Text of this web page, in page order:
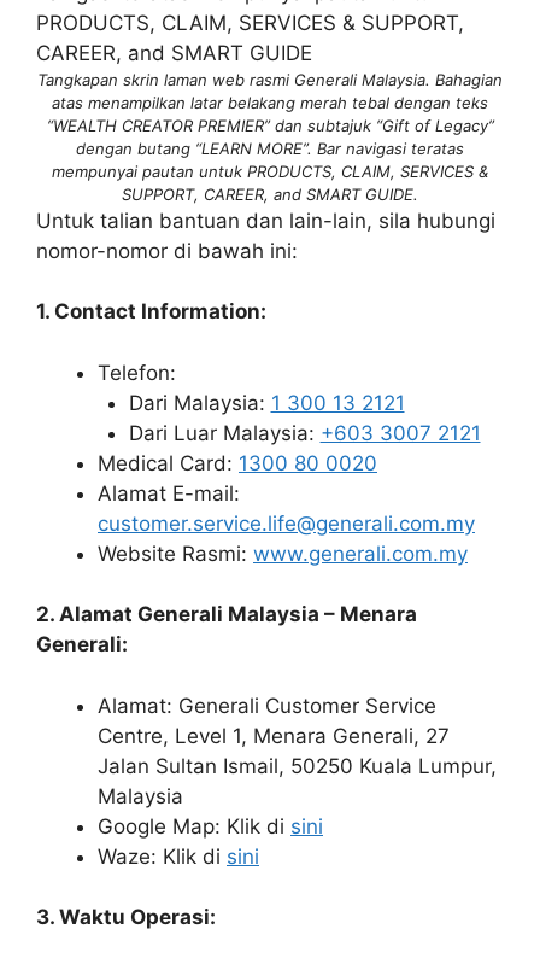
Tangkapan skrin laman web rasmi Generali Malaysia. Bahagian
atas menampilkan latar belakang merah tebal dengan teks
“WEALTH CREATOR PREMIER” dan subtajuk “Gift of Legacy”
dengan butang “LEARN MORE”. Bar navigasi teratas
mempunyai pautan untuk PRODUCTS, CLAIM, SERVICES &
SUPPORT, CAREER, and SMART GUIDE.
Untuk talian bantuan dan lain-lain, sila hubungi
nomor-nomor di bawah ini:
1. Contact Information:
Telefon:
Dari Malaysia: 1 300 13 2121
Dari Luar Malaysia: +603 3007 2121
Medical Card: 1300 80 0020
Alamat E-mail:
customer.service.life@generali.com.my
Website Rasmi: www.generali.com.my
2. Alamat Generali Malaysia – Menara
Generali:
Alamat: Generali Customer Service
Centre, Level 1, Menara Generali, ​​​​​​​27
Jalan Sultan Ismail, 50250 Kuala Lumpur,
Malaysia
Google Map: Klik di sini
Waze: Klik di sini
3. Waktu Operasi: